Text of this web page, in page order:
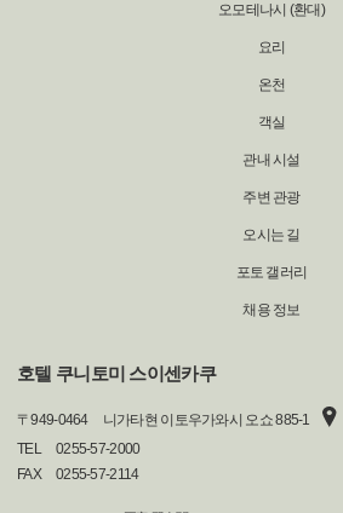
오모테나시 (환대)
요리
온천
객실
관내 시설
주변 관광
오시는 길
포토 갤러리
채용 정보
호텔 쿠니토미 스이센카쿠
〒949-0464
니가타현 이토우가와시 오쇼 885-1
TEL
0255-57-2000
FAX
0255-57-2114